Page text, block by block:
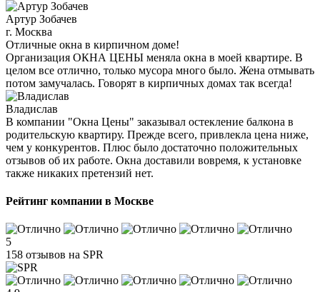
Артур Зобачев
г. Москва
Отличные окна в кирпичном доме!
Организация ОКНА ЦЕНЫ меняла окна в моей квартире. В
целом все отлично, только мусора много было. Жена отмывать
потом замучалась. Говорят в кирпичных домах так всегда!
Владислав
В компании "Окна Цены" заказывал остекление балкона в
родительскую квартиру. Прежде всего, привлекла цена ниже,
чем у конкурентов. Плюс было достаточно положительных
отзывов об их работе. Окна доставили вовремя, к установке
также никаких претензий нет.
Рейтинг компании в Москве
5
158 отзывов на SPR